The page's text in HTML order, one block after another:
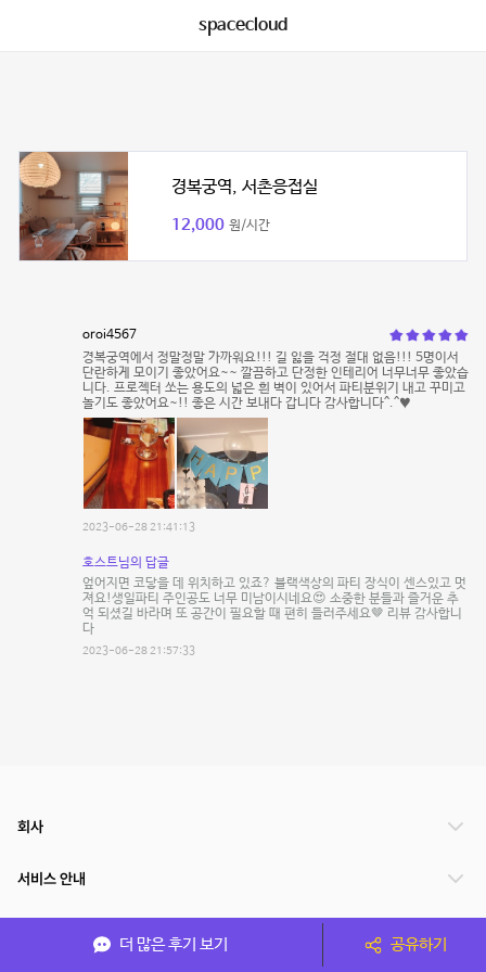
spacecloud
경복궁역, 서촌응접실
12,000 원/시간
oroi4567
경복궁역에서 정말정말 가까워요!!! 길 잃을 걱정 절대 없음!!! 5명이서
단란하게 모이기 좋았어요~~ 깔끔하고 단정한 인테리어 너무너무 좋았습
니다. 프로젝터 쏘는 용도의 넓은 흰 벽이 있어서 파티분위기 내고 꾸미고
놀기도 좋았어요~!! 좋은 시간 보내다 갑니다 감사합니다^.^♥
2023-06-28 21:41:13
호스트님의 답글
엎어지면 코닿을 데 위치하고 있죠? 블랙색상의 파티 장식이 센스있고 멋
져요!생일파티 주인공도 너무 미남이시네요😍 소중한 분들과 즐거운 추
억 되셨길 바라며 또 공간이 필요할 때 편히 들러주세요🤎 리뷰 감사합니
다
2023-06-28 21:57:33
더 많은 후기 보기 공유하기
회사
서비스 안내